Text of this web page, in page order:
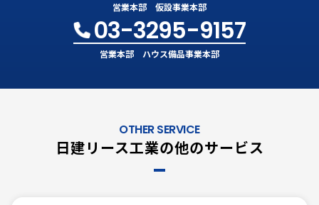
営業本部 仮設事業本部
03-3295-9157
営業本部 ハウス備品事業本部
OTHER SERVICE
日建リース工業の他のサービス